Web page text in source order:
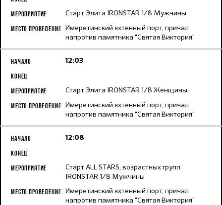
Старт Элита IRONSTAR 1/8 Мужчины
Имеретинский яхтенный порт, причал
напротив памятника "Святая Виктория"
12:03
Старт Элита IRONSTAR 1/8 Женщины
Имеретинский яхтенный порт, причал
напротив памятника "Святая Виктория"
12:08
Старт ALL STARS, возрастных групп
IRONSTAR 1/8 Мужчины
Имеретинский яхтенный порт, причал
напротив памятника "Святая Виктория"